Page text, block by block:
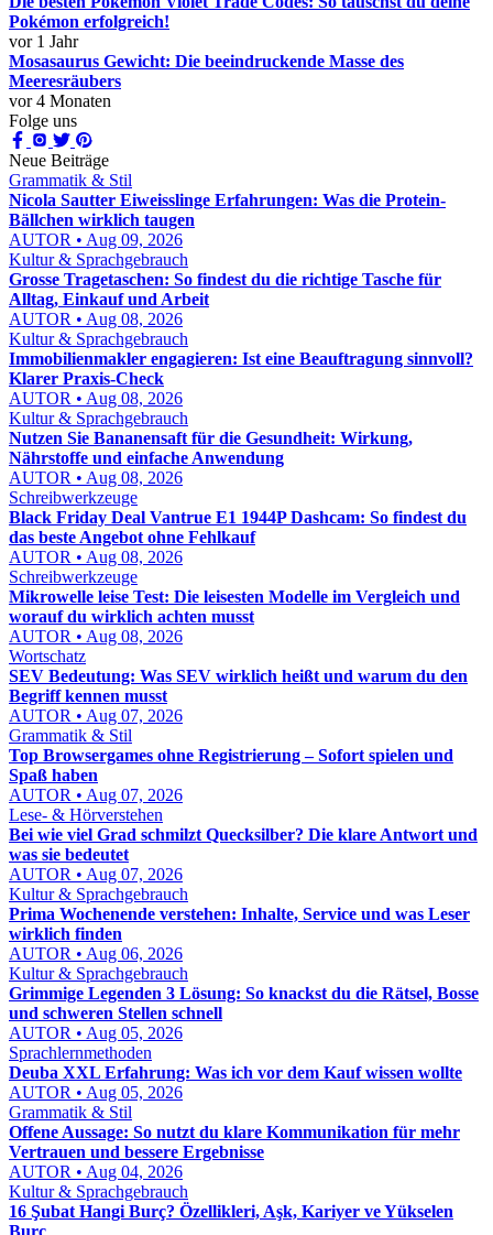
Pokémon erfolgreich!
vor 1 Jahr
Mosasaurus Gewicht: Die beeindruckende Masse des
Meeresräubers
vor 4 Monaten
Folge uns
Neue Beiträge
Grammatik & Stil
Nicola Sautter Eiweisslinge Erfahrungen: Was die Protein-
Bällchen wirklich taugen
AUTOR • Aug 09, 2026
Kultur & Sprachgebrauch
Grosse Tragetaschen: So findest du die richtige Tasche für
Alltag, Einkauf und Arbeit
AUTOR • Aug 08, 2026
Kultur & Sprachgebrauch
Immobilienmakler engagieren: Ist eine Beauftragung sinnvoll?
Klarer Praxis-Check
AUTOR • Aug 08, 2026
Kultur & Sprachgebrauch
Nutzen Sie Bananensaft für die Gesundheit: Wirkung,
Nährstoffe und einfache Anwendung
AUTOR • Aug 08, 2026
Schreibwerkzeuge
Black Friday Deal Vantrue E1 1944P Dashcam: So findest du
das beste Angebot ohne Fehlkauf
AUTOR • Aug 08, 2026
Schreibwerkzeuge
Mikrowelle leise Test: Die leisesten Modelle im Vergleich und
worauf du wirklich achten musst
AUTOR • Aug 08, 2026
Wortschatz
SEV Bedeutung: Was SEV wirklich heißt und warum du den
Begriff kennen musst
AUTOR • Aug 07, 2026
Grammatik & Stil
Top Browsergames ohne Registrierung – Sofort spielen und
Spaß haben
AUTOR • Aug 07, 2026
Lese- & Hörverstehen
Bei wie viel Grad schmilzt Quecksilber? Die klare Antwort und
was sie bedeutet
AUTOR • Aug 07, 2026
Kultur & Sprachgebrauch
Prima Wochenende verstehen: Inhalte, Service und was Leser
wirklich finden
AUTOR • Aug 06, 2026
Kultur & Sprachgebrauch
Grimmige Legenden 3 Lösung: So knackst du die Rätsel, Bosse
und schweren Stellen schnell
AUTOR • Aug 05, 2026
Sprachlernmethoden
Deuba XXL Erfahrung: Was ich vor dem Kauf wissen wollte
AUTOR • Aug 05, 2026
Grammatik & Stil
Offene Aussage: So nutzt du klare Kommunikation für mehr
Vertrauen und bessere Ergebnisse
AUTOR • Aug 04, 2026
Kultur & Sprachgebrauch
16 Şubat Hangi Burç? Özellikleri, Aşk, Kariyer ve Yükselen
Burç